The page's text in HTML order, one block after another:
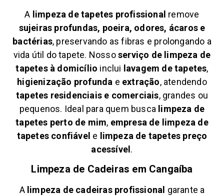
A limpeza de tapetes profissional remove
sujeiras profundas, poeira, odores, ácaros e
bactérias, preservando as fibras e prolongando a
vida útil do tapete. Nossoserviço de limpeza de
tapetes à domicílio inclui lavagem de tapetes,
higienização profunda e extração, atendendo
tapetes residenciais e comerciais, grandes ou
pequenos. Ideal para quem busca limpeza de
tapetes perto de mim, empresa de limpeza de
tapetes confiável e limpeza de tapetes preço
acessível .
Limpeza de Cadeiras em Cangaíba
A limpeza de cadeiras profissional garante a